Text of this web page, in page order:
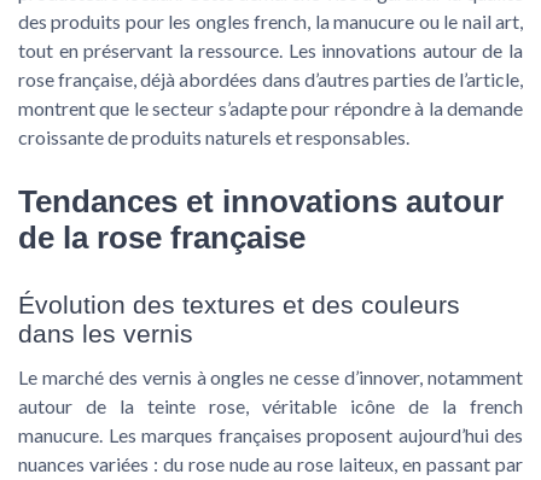
des produits pour les ongles french, la manucure ou le nail art,
tout en préservant la ressource. Les innovations autour de la
rose française, déjà abordées dans d’autres parties de l’article,
montrent que le secteur s’adapte pour répondre à la demande
croissante de produits naturels et responsables.
Tendances et innovations autour
de la rose française
Évolution des textures et des couleurs
dans les vernis
Le marché des vernis à ongles ne cesse d’innover, notamment
autour de la teinte rose, véritable icône de la french
manucure. Les marques françaises proposent aujourd’hui des
nuances variées : du rose nude au rose laiteux, en passant par